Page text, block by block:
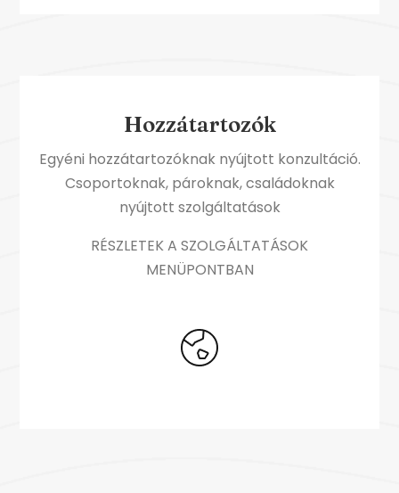
Hozzátartozók
Egyéni hozzátartozóknak nyújtott konzultáció.
Csoportoknak, pároknak, családoknak
nyújtott szolgáltatások
RÉSZLETEK A SZOLGÁLTATÁSOK
MENÜPONTBAN